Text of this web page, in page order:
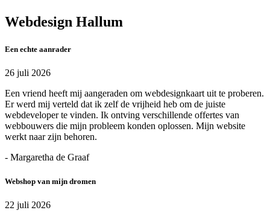
Webdesign Hallum
Een echte aanrader
26 juli 2026
Een vriend heeft mij aangeraden om webdesignkaart uit te proberen.
Er werd mij verteld dat ik zelf de vrijheid heb om de juiste
webdeveloper te vinden. Ik ontving verschillende offertes van
webbouwers die mijn probleem konden oplossen. Mijn website
werkt naar zijn behoren.
- Margaretha de Graaf
Webshop van mijn dromen
22 juli 2026